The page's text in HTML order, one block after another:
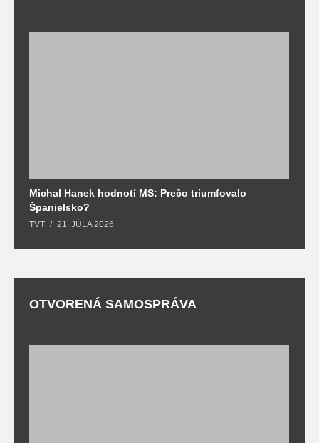
Michal Hanek hodnotí MS: Prečo triumfovalo
Španielsko?
TVT 21. JÚLA 2026
OTVORENÁ SAMOSPRÁVA